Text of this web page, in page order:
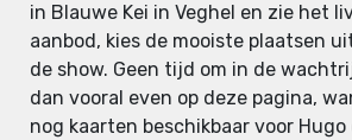
in Blauwe Kei in Veghel en zie het
aanbod, kies de mooiste plaatsen
de show. Geen tijd om in de
dan vooral even op deze pagina,
nog kaarten beschikbaar voor Hugo